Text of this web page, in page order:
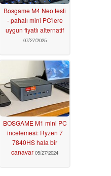
Bosgame M4 Neo testi
- pahalı mini PC'lere
uygun fiyatlı alternatif
07/27/2025
BOSGAME M1 mini PC
incelemesi: Ryzen 7
7840HS hala bir
canavar 05/27/2024